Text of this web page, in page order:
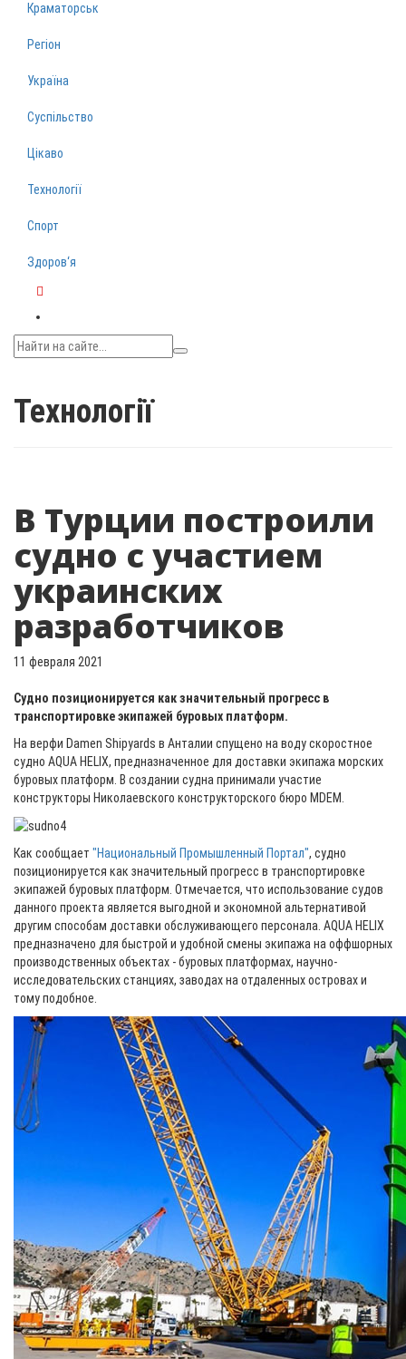
Краматорськ
Регіон
Україна
Суспільство
Цікаво
Технології
Спорт
Здоров‘я
Технології
В Турции построили
судно с участием
украинских
разработчиков
11 февраля 2021
Судно позиционируется как значительный прогресс в
транспортировке экипажей буровых платформ.
На верфи Damen Shipyards в Анталии спущено на воду скоростное
судно AQUA HELIX, предназначенное для доставки экипажа морских
буровых платформ. В создании судна принимали участие
конструкторы Николаевского конструкторского бюро MDEM.
Как сообщает "Национальный Промышленный Портал", судно
позиционируется как значительный прогресс в транспортировке
экипажей буровых платформ. Отмечается, что использование судов
данного проекта является выгодной и экономной альтернативой
другим способам доставки обслуживающего персонала. AQUA HELIX
предназначено для быстрой и удобной смены экипажа на оффшорных
производственных объектах - буровых платформах, научно-
исследовательских станциях, заводах на отдаленных островах и
тому подобное.